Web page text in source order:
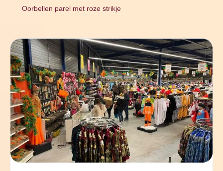
Oorbellen parel met roze strikje